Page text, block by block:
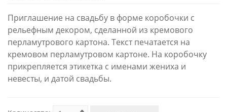
Приглашение на свадьбу в форме коробочки с
рельефным декором, сделанной из кремового
перламутрового картона. Текст печатается на
кремовом перламутровом картоне. На коробочку
прикрепляется этикетка с именами жениха и
невесты, и датой свадьбы.